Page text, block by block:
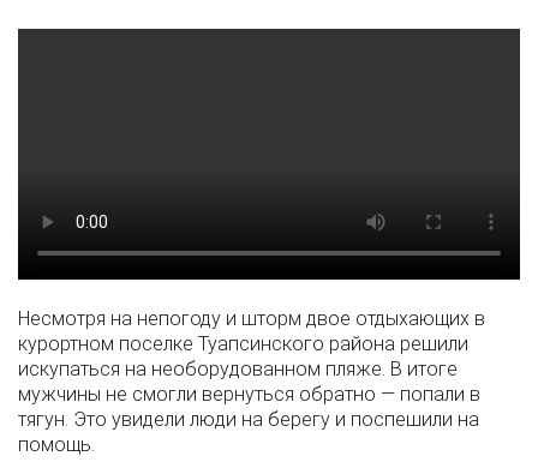
Несмотря на непогоду и шторм двое отдыхающих в
курортном поселке Туапсинского района решили
искупаться на необорудованном пляже. В итоге
мужчины не смогли вернуться обратно — попали в
тягун. Это увидели люди на берегу и поспешили на
помощь.